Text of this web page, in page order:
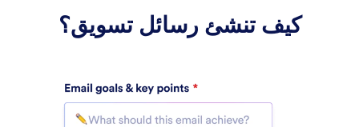
كيف تنشئ رسائل تسويق؟